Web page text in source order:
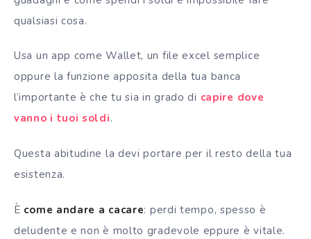
qualsiasi cosa.
Usa un app come Wallet, un file excel semplice
oppure la funzione apposita della tua banca
l’importante è che tu sia in grado di capire dove
vanno i tuoi soldi.
Questa abitudine la devi portare per il resto della tua
esistenza.
È come andare a cacare: perdi tempo, spesso è
deludente e non è molto gradevole eppure è vitale.